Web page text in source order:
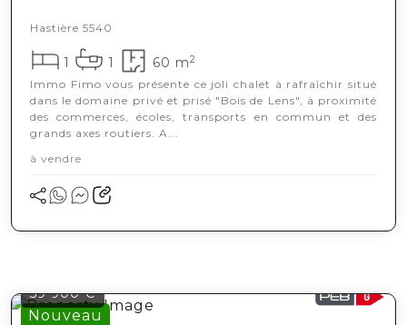
Hastière 5540
1 1 60 m2
Immo Fimo vous présente ce joli chalet à rafraîchir situé
dans le domaine privé et prisé "Bois de Lens", à proximité
des commerces, écoles, transports en commun et des
grands axes routiers. A...
à vendre
Nouveau
59 900 €